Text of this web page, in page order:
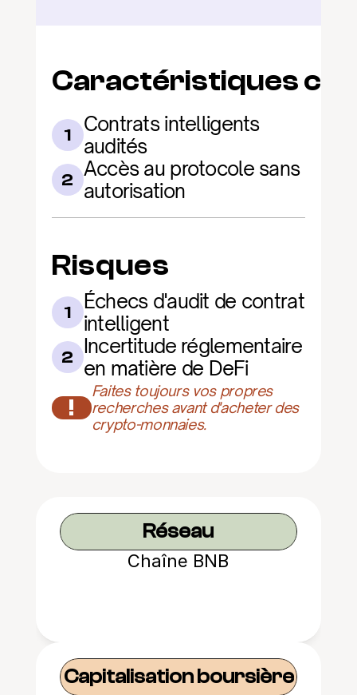
Caractéristiques
1
Contrats intelligents
audités
2 Accès au protocole sans
autorisation
Risques
1
Échecs d'audit de contrat
intelligent
2 Incertitude réglementaire
en matière de DeFi
!
Faites toujours vos propres
recherches avant d'acheter des
crypto-monnaies.
Réseau
Chaîne BNB
Capitalisation boursière